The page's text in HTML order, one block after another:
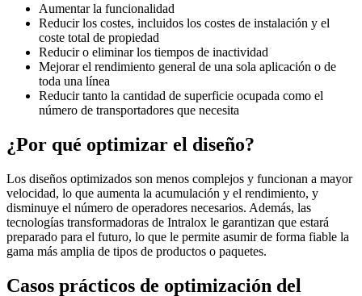
Aumentar la funcionalidad
Reducir los costes, incluidos los costes de instalación y el
coste total de propiedad
Reducir o eliminar los tiempos de inactividad
Mejorar el rendimiento general de una sola aplicación o de
toda una línea
Reducir tanto la cantidad de superficie ocupada como el
número de transportadores que necesita
¿Por qué optimizar el diseño?
Los diseños optimizados son menos complejos y funcionan a mayor
velocidad, lo que aumenta la acumulación y el rendimiento, y
disminuye el número de operadores necesarios. Además, las
tecnologías transformadoras de Intralox le garantizan que estará
preparado para el futuro, lo que le permite asumir de forma fiable la
gama más amplia de tipos de productos o paquetes.
Casos prácticos de optimización del